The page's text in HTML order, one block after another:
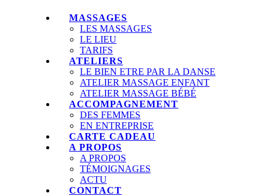
MASSAGES
LES MASSAGES
LE LIEU
TARIFS
ATELIERS
LE BIEN ETRE PAR LA DANSE
ATELIER MASSAGE ENFANT
ATELIER MASSAGE BÉBÉ
ACCOMPAGNEMENT
DES FEMMES
EN ENTREPRISE
CARTE CADEAU
A PROPOS
A PROPOS
TÉMOIGNAGES
ACTU
CONTACT